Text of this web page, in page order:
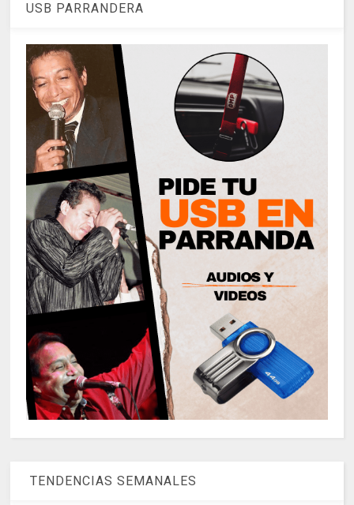
USB PARRANDERA
TENDENCIAS SEMANALES